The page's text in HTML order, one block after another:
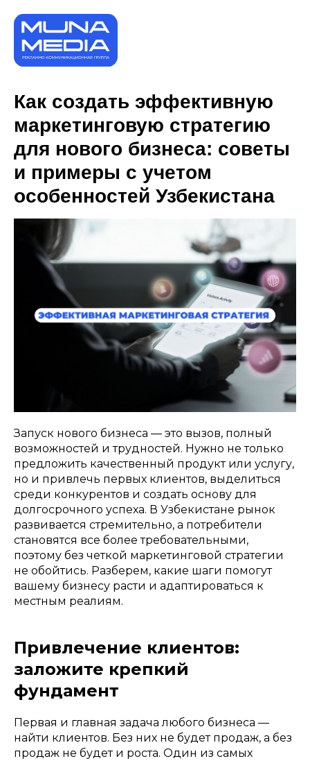
Как создать эффективную
маркетинговую стратегию
для нового бизнеса: советы
и примеры с учетом
особенностей Узбекистана
Запуск нового бизнеса — это вызов, полный
возможностей и трудностей. Нужно не только
предложить качественный продукт или услугу,
но и привлечь первых клиентов, выделиться
среди конкурентов и создать основу для
долгосрочного успеха. В Узбекистане рынок
развивается стремительно, а потребители
становятся все более требовательными,
поэтому без четкой маркетинговой стратегии
не обойтись. Разберем, какие шаги помогут
вашему бизнесу расти и адаптироваться к
местным реалиям.
Привлечение клиентов:
заложите крепкий
фундамент
Первая и главная задача любого бизнеса —
найти клиентов. Без них не будет продаж, а без
продаж не будет и роста. Один из самых